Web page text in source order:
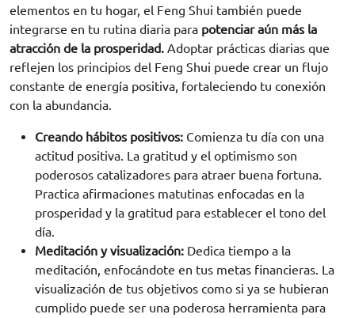
elementos en tu hogar, el Feng Shui también puede
integrarse en tu rutina diaria para potenciar aún más la
atracción de la prosperidad. Adoptar prácticas diarias que
reflejen los principios del Feng Shui puede crear un flujo
constante de energía positiva, fortaleciendo tu conexión
con la abundancia.
Creando hábitos positivos: Comienza tu día con una
actitud positiva. La gratitud y el optimismo son
poderosos catalizadores para atraer buena fortuna.
Practica afirmaciones matutinas enfocadas en la
prosperidad y la gratitud para establecer el tono del
día.
Meditación y visualización: Dedica tiempo a la
meditación, enfocándote en tus metas financieras. La
visualización de tus objetivos como si ya se hubieran
cumplido puede ser una poderosa herramienta para